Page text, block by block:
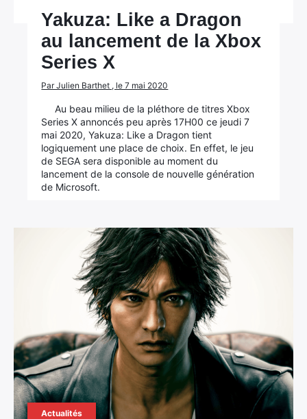
Yakuza: Like a Dragon
au lancement de la Xbox
Series X
Par Julien Barthet , le 7 mai 2020
Au beau milieu de la pléthore de titres Xbox
Series X annoncés peu après 17H00 ce jeudi 7
mai 2020, Yakuza: Like a Dragon tient
logiquement une place de choix. En effet, le jeu
de SEGA sera disponible au moment du
lancement de la console de nouvelle génération
de Microsoft.
Actualités